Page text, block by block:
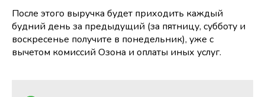
После этого выручка будет приходить каждый
будний день за предыдущий (за пятницу, субботу и
воскресенье получите в понедельник), уже с
вычетом комиссий Озона и оплаты иных услуг.